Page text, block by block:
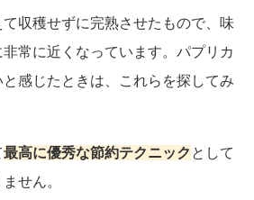
収穫せずに完熟させたもので、味
常に近くなっています。パプリカ
感じたときは、これらを探してみ
最高に優秀な節約テクニック として
せん。